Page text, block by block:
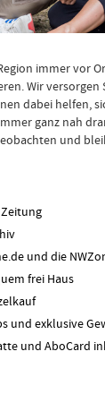
immer vor
Wir
dabei helfen,
ganz nah
und
und die
frei Haus
und exklusive
und AboCard